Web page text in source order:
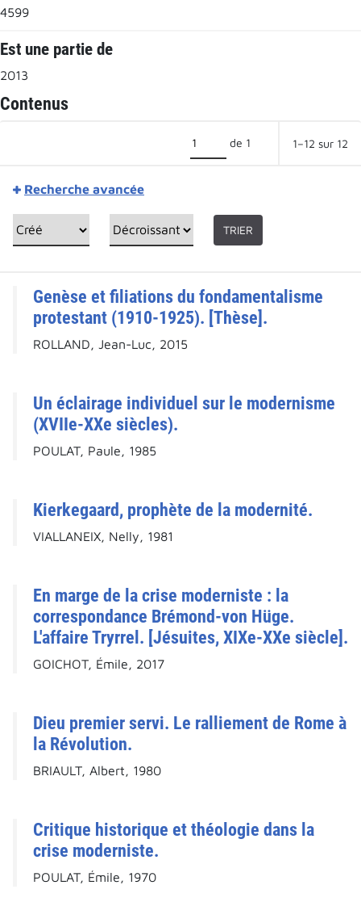
4599
Est une partie de
2013
Contenus
de 1 1–12 sur 12
Recherche avancée
TRIER
Genèse et filiations du fondamentalisme
protestant (1910-1925). [Thèse].
ROLLAND, Jean-Luc, 2015
Un éclairage individuel sur le modernisme
(XVIIe-XXe siècles).
POULAT, Paule, 1985
Kierkegaard, prophète de la modernité.
VIALLANEIX, Nelly, 1981
En marge de la crise moderniste : la
correspondance Brémond-von Hüge.
L'affaire Tryrrel. [Jésuites, XIXe-XXe siècle].
GOICHOT, Émile, 2017
Dieu premier servi. Le ralliement de Rome à
la Révolution.
BRIAULT, Albert, 1980
Critique historique et théologie dans la
crise moderniste.
POULAT, Émile, 1970